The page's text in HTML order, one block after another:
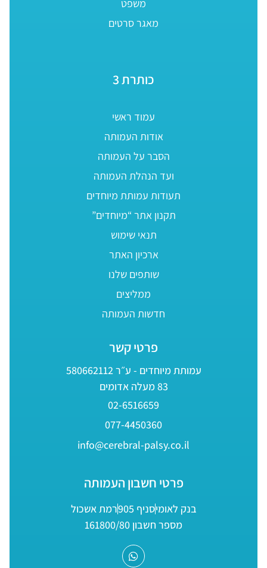
משפט
מאגר סרטים
כותרת 3
עמוד ראשי
אודות העמותה
הסבר על העמותה
ועד הנהלת העמותה
תעודות עמותת מיוחדים
תקנון אתר “מיוחדים”
תנאי שימוש
ארכיון האתר
שותפים שלנו
ממליצים
חדשות העמותה
פרטי קשר
עמותת מיוחדים - ע״ר 580662112
83 מעלה אדומים
02-6516659
077-4450360
info@cerebral-palsy.co.il
פרטי חשבון העמותה
בנק לאומיסניף 905
רמת אשכול
מספר חשבון 161800/80